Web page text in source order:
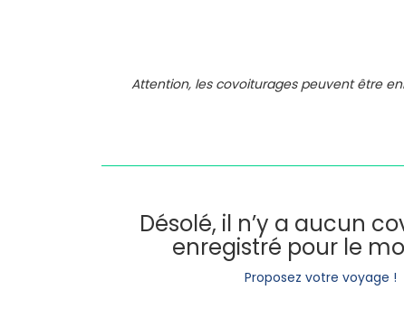
Attention, les covoiturages peuvent être
Désolé, il n’y a aucun
enregistré pour le
Proposez votre voyage !